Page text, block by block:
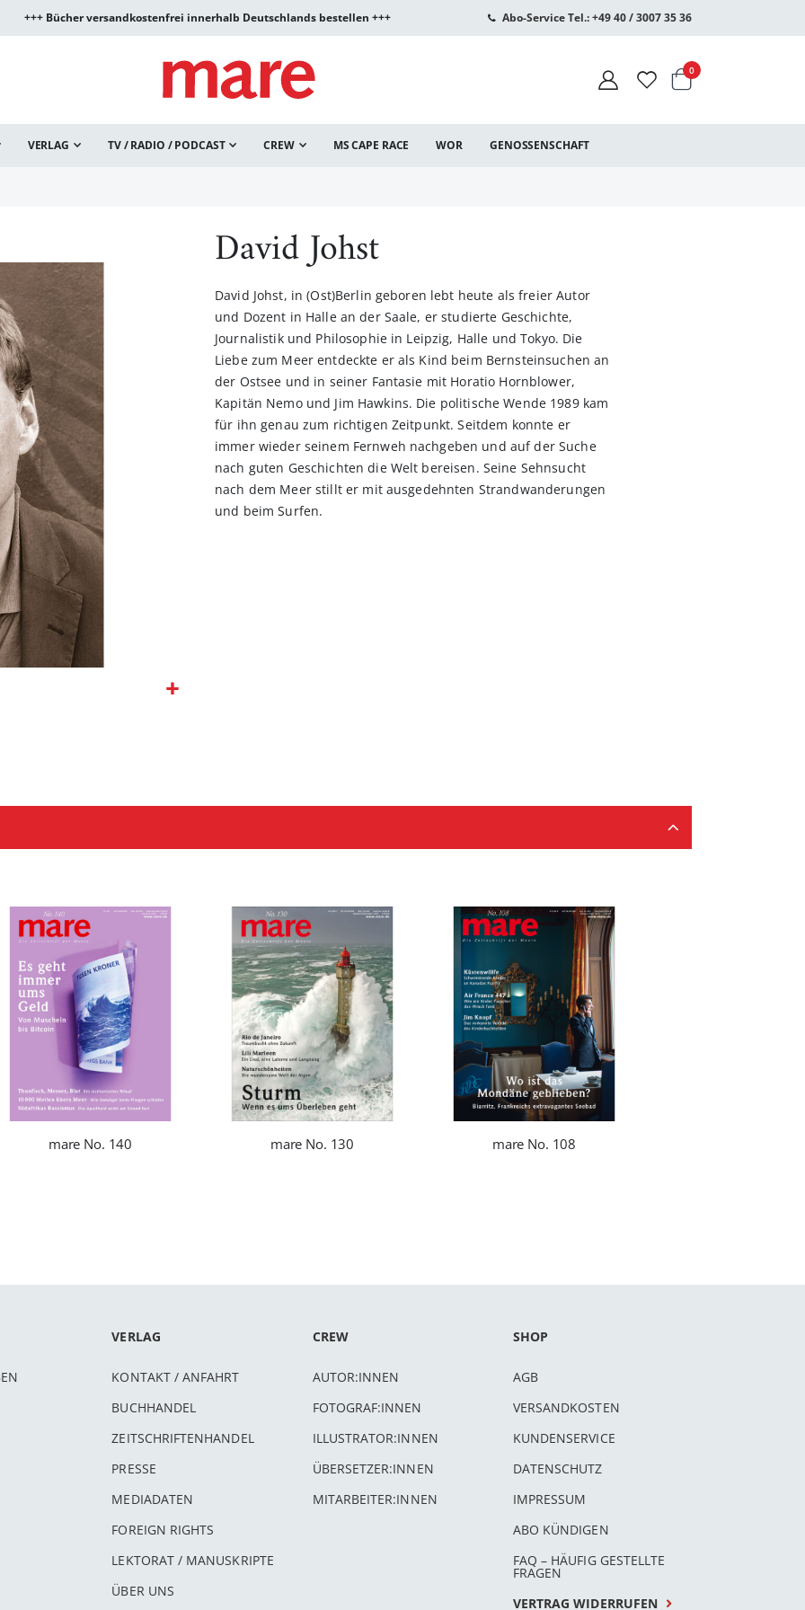
+++ Bücher versandkostenfrei innerhalb Deutschlands bestellen +++ Abo-Service Tel.: +49 40 / 3007 35 36
Warenkorb
0Artikel
VERLAG TV / RADIO / PODCAST CREW MS CAPE RACE WOR GENOSSENSCHAFT
David Johst
David Johst, in (Ost)Berlin geboren lebt heute als freier Autor
und Dozent in Halle an der Saale, er studierte Geschichte,
Journalistik und Philosophie in Leipzig, Halle und Tokyo. Die
Liebe zum Meer entdeckte er als Kind beim Bernsteinsuchen an
der Ostsee und in seiner Fantasie mit Horatio Hornblower,
Kapitän Nemo und Jim Hawkins. Die politische Wende 1989 kam
für ihn genau zum richtigen Zeitpunkt. Seitdem konnte er
immer wieder seinem Fernweh nachgeben und auf der Suche
nach guten Geschichten die Welt bereisen. Seine Sehnsucht
nach dem Meer stillt er mit ausgedehnten Strandwanderungen
und beim Surfen.
mare No. 140 mare No. 130 mare No. 108
VERLAG
KONTAKT / ANFAHRT
BUCHHANDEL
ZEITSCHRIFTENHANDEL
PRESSE
MEDIADATEN
FOREIGN RIGHTS
LEKTORAT / MANUSKRIPTE
ÜBER UNS
CREW
AUTOR:INNEN
FOTOGRAF:INNEN
ILLUSTRATOR:INNEN
ÜBERSETZER:INNEN
MITARBEITER:INNEN
SHOP
AGB
VERSANDKOSTEN
KUNDENSERVICE
DATENSCHUTZ
IMPRESSUM
ABO KÜNDIGEN
FAQ – HÄUFIG GESTELLTE
FRAGEN
VERTRAG WIDERRUFEN